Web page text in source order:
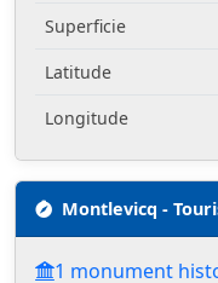
Superficie
Latitude
Longitude
Montlevicq -
1 monument